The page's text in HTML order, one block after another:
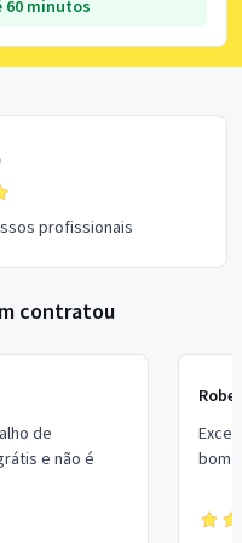
60 minutos
profissionais
contratou
de
e não é
bom